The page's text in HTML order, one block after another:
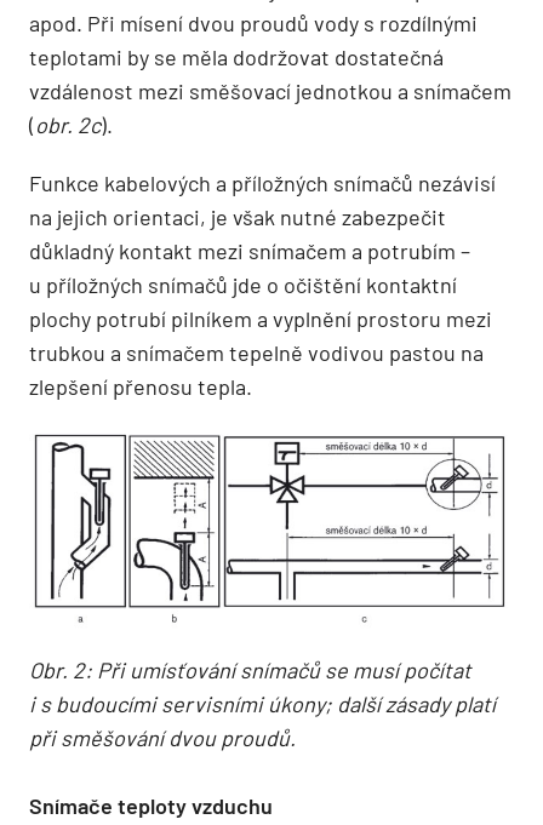
apod. Při mísení dvou proudů vody s rozdílnými
teplotami by se měla dodržovat dostatečná
vzdálenost mezi směšovací jednotkou a snímačem
(obr. 2c).
Funkce kabelových a příložných snímačů nezávisí
na jejich orientaci, je však nutné zabezpečit
důkladný kontakt mezi snímačem a potrubím –
u příložných snímačů jde o očištění kontaktní
plochy potrubí pilníkem a vyplnění prostoru mezi
trubkou a snímačem tepelně vodivou pastou na
zlepšení přenosu tepla.
Obr. 2: Při umísťování snímačů se musí počítat
i s budoucími servisními úkony; další zásady platí
při směšování dvou proudů.
Snímače teploty vzduchu